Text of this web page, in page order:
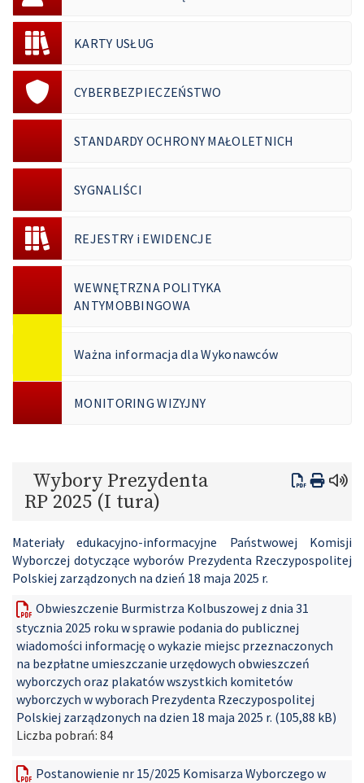
KARTY USŁUG
CYBERBEZPIECZEŃSTWO
STANDARDY OCHRONY MAŁOLETNICH
SYGNALIŚCI
REJESTRY i EWIDENCJE
WEWNĘTRZNA POLITYKA
ANTYMOBBINGOWA
Ważna informacja dla Wykonawców
MONITORING WIZYJNY
Wybory Prezydenta
RP 2025 (I tura)
Materiały edukacyjno-informacyjne Państwowej Komisji
Wyborczej dotyczące wyborów Prezydenta Rzeczypospolitej
Polskiej zarządzonych na dzień 18 maja 2025 r.
Obwieszczenie Burmistrza Kolbuszowej z dnia 31
stycznia 2025 roku w sprawie podania do publicznej
wiadomości informację o wykazie miejsc przeznaczonych
na bezpłatne umieszczanie urzędowych obwieszczeń
wyborczych oraz plakatów wszystkich komitetów
wyborczych w wyborach Prezydenta Rzeczypospolitej
Polskiej zarządzonych na dzien 18 maja 2025 r. (105,88 kB)
Liczba pobrań: 84
Postanowienie nr 15/2025 Komisarza Wyborczego w